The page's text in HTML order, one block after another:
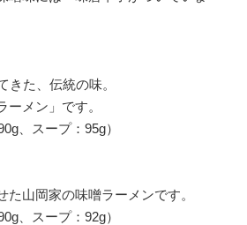
きた、伝統の味。
ーメン」です。
、スープ：95g）
た山岡家の味噌ラーメンです。
、スープ：92g）